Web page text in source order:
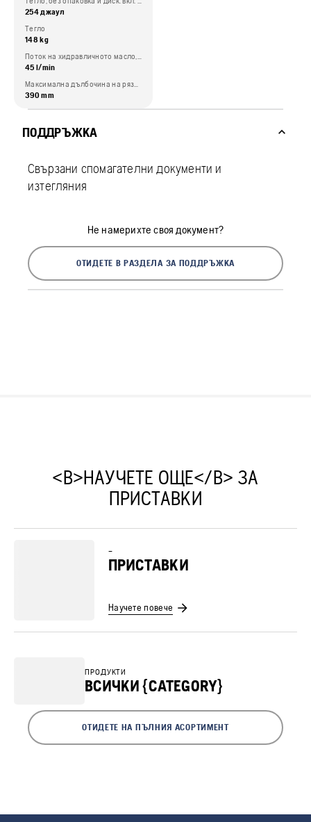
254 джаул
Тегло
148 kg
Поток на хидравличното масло, макс.
45 l/min
Максимална дълбочина на рязане
390 mm
ПОДДРЪЖКА
Свързани спомагателни документи и
изтегляния
Не намерихте своя документ?
ОТИДЕТЕ В РАЗДЕЛА ЗА ПОДДРЪЖКА
<B>НАУЧЕТЕ ОЩЕ</B> ЗА
ПРИСТАВКИ
–
ПРИСТАВКИ
Научете повече
ПРОДУКТИ
ВСИЧКИ {CATEGORY}
ОТИДЕТЕ НА ПЪЛНИЯ АСОРТИМЕНТ